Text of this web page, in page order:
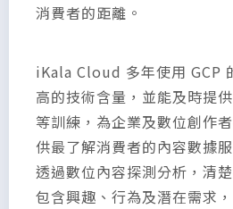
消費者的距離。
iKala Cloud 多年使用 GCP
高的技術含量，並能及時提
等訓練，為企業及數位創作
供最了解消費者的內容數據
透過數位內容探測分析，清
包含興趣、行為及潛在需求